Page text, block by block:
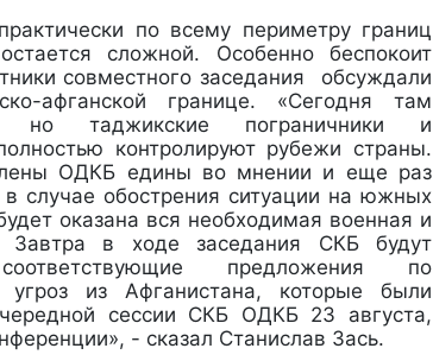
по всему периметру границ
сложной. Особенно беспокоит
совместного заседания обсуждали
афганской границе. «Сегодня там
но таджикские пограничники и
контролируют рубежи страны.
ОДКБ едины во мнении и еще раз
случае обострения ситуации на южных
оказана вся необходимая военная и
Завтра в ходе заседания СКБ будут
предложения по
из Афганистана, которые были
сессии СКБ ОДКБ 23 августа,
- сказал Станислав Зась.